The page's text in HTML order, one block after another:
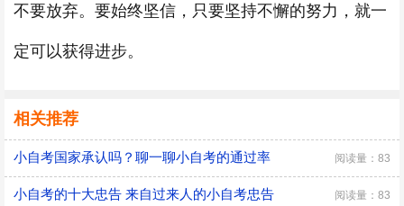
不要放弃。要始终坚信，只要坚持不懈的努力，就一
定可以获得进步。
相关推荐
小自考国家承认吗？聊一聊小自考的通过率 阅读量：83
小自考的十大忠告 来自过来人的小自考忠告 阅读量：83